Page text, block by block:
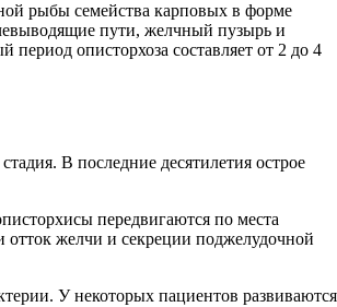
рыбы семейства карповых в форме
пути, желчный пузырь и
описторхоза составляет от 2 до 4
В последние десятилетия острое
передвигаются по места
желчи и секреции поджелудочной
У некоторых пациентов развиваются